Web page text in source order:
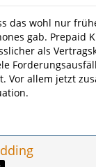
das wohl nur
gab. Prepaid
als
Vor allem jetzt